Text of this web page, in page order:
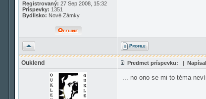
Registrovaný: 27 Sep 2008, 15:32
Príspevky: 1351
Bydlisko: Nové Zámky
Hore
Ouklend Predmet príspevku: |
... no ono se mi to téma